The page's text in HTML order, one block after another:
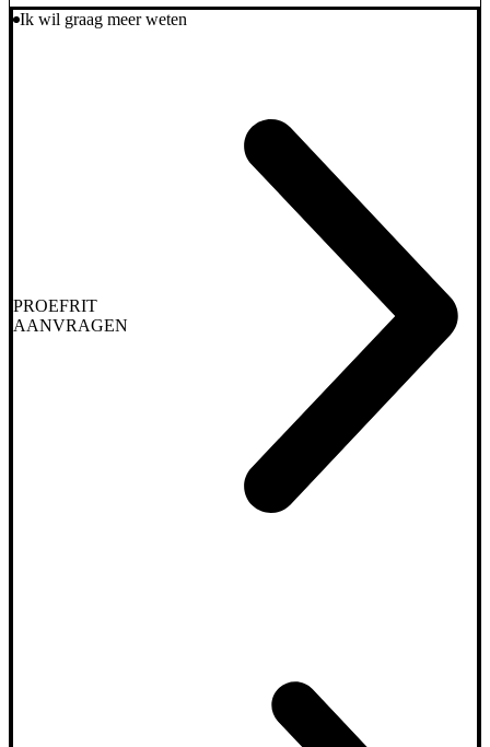
Ik wil graag meer weten
PROEFRIT
AANVRAGEN